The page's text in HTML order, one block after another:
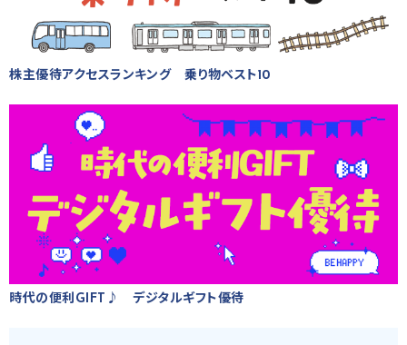
株主優待アクセスランキング 乗り物ベスト10
時代の便利GIFT♪ デジタルギフト優待